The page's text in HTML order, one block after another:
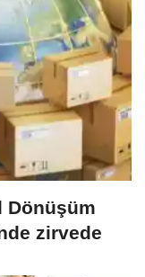
Dönüşüm
zirvede